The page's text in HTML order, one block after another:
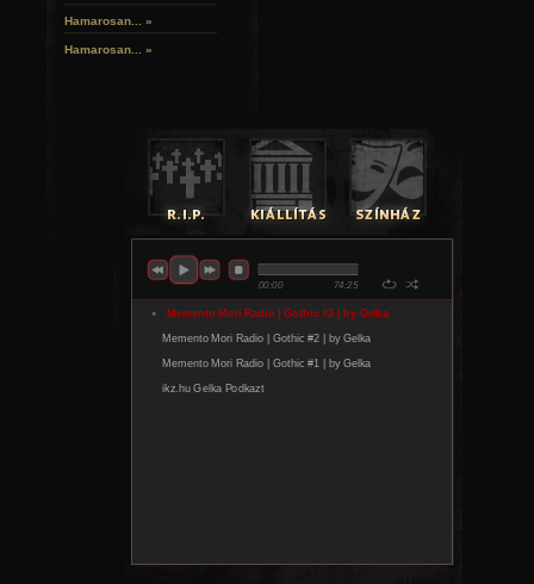
Hamarosan... »
Hamarosan... »